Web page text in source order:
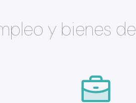
y bienes de